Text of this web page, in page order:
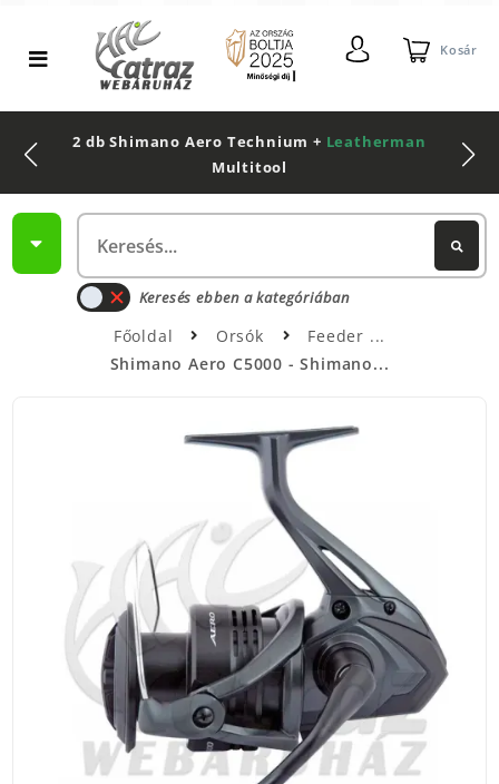
Kosár
2 db Shimano Aero Technium + Leatherman
Multitool
Keresés ebben a kategóriában
Főoldal Orsók
Feeder
Shimano Aero C5000 - Shimano...